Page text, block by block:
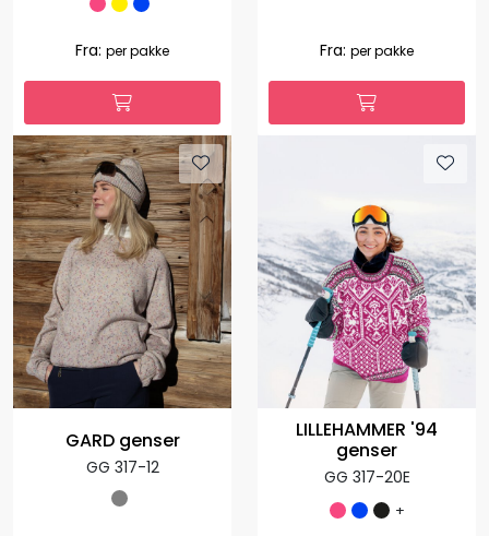
Fra: per pakke Fra: per pakke
GARD genser
GG 317-12
LILLEHAMMER '94
genser
GG 317-20E
+